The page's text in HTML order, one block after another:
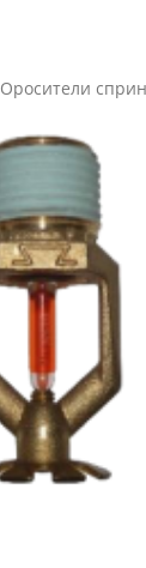
Оросители